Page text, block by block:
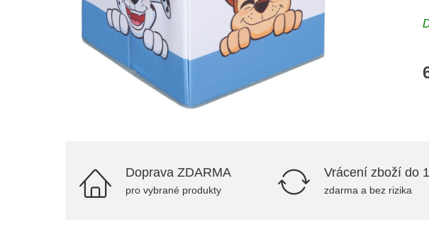
Doprava ZDARMA
pro vybrané produkty
Vrácení zboží do
zdarma a bez rizika